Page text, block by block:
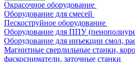
Окрасочное оборудование
Оборудование для смесей
Пескоструйное оборудование
Оборудование для ППУ
Оборудование для инъекции смол,
Магнитные сверлильные станки,
фаскосниматели, заточные станки